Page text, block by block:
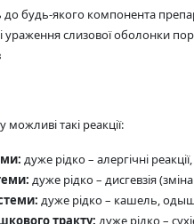
до будь-якого компонента
ураження слизової оболонки
такі реакції:
дуже рідко – алергічні
дуже рідко – дисгевзія
дуже рідко – кашель,
тракту: дуже рідко –